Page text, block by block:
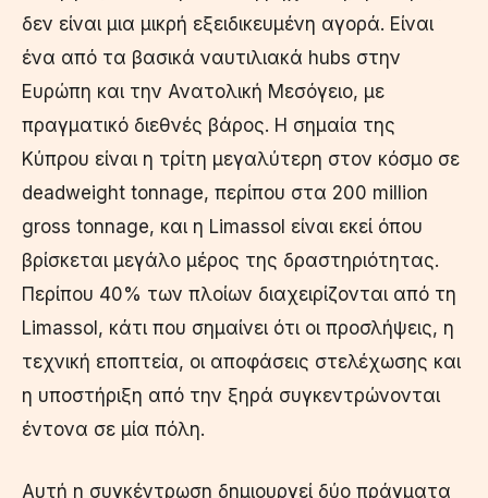
δεν είναι μια μικρή εξειδικευμένη αγορά. Είναι
ένα από τα βασικά ναυτιλιακά hubs στην
Ευρώπη και την Ανατολική Μεσόγειο, με
πραγματικό διεθνές βάρος. Η σημαία της
Κύπρου είναι η τρίτη μεγαλύτερη στον κόσμο σε
deadweight tonnage, περίπου στα 200 million
gross tonnage, και η Limassol είναι εκεί όπου
βρίσκεται μεγάλο μέρος της δραστηριότητας.
Περίπου 40% των πλοίων διαχειρίζονται από τη
Limassol, κάτι που σημαίνει ότι οι προσλήψεις, η
τεχνική εποπτεία, οι αποφάσεις στελέχωσης και
η υποστήριξη από την ξηρά συγκεντρώνονται
έντονα σε μία πόλη.
Αυτή η συγκέντρωση δημιουργεί δύο πράγματα